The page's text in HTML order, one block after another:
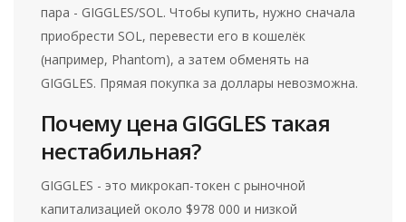
пара - GIGGLES/SOL. Чтобы купить, нужно сначала
приобрести SOL, перевести его в кошелёк
(например, Phantom), а затем обменять на
GIGGLES. Прямая покупка за доллары невозможна.
Почему цена GIGGLES такая
нестабильная?
GIGGLES - это микрокап-токен с рыночной
капитализацией около $978 000 и низкой